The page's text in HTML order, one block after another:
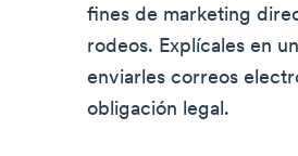
fines de marketing
rodeos. Explícales en
enviarles correos
obligación legal.